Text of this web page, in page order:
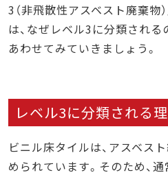
3（非飛散性アスベスト廃棄物
は、なぜレベル3に分類される
あわせてみていきましょう。
レベル3に分類される
ビニル床タイルは、アスベス
められています。そのため、